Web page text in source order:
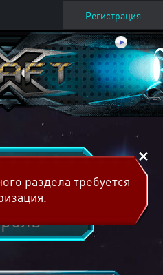
Регистрация
раздела требуется